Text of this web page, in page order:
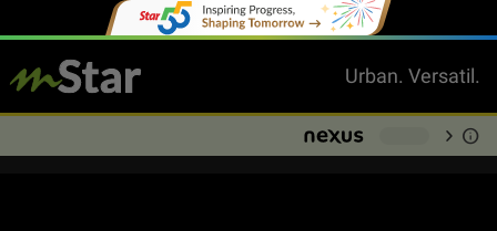
Urban. Versatil.
chevron_right info